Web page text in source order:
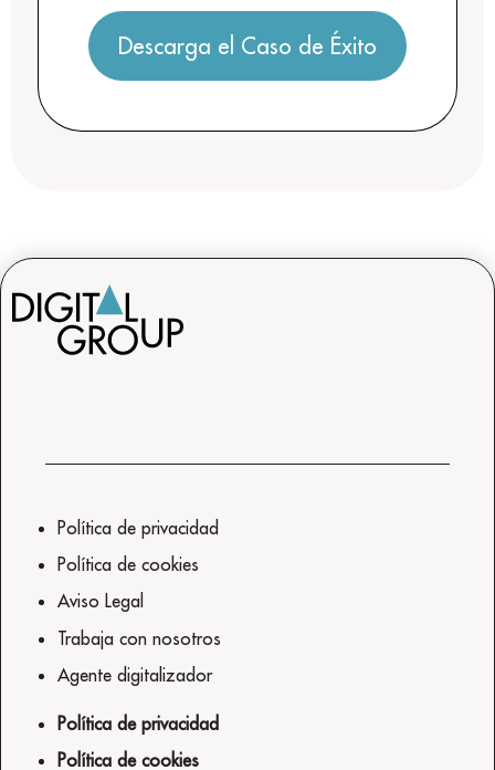
Política de privacidad
Política de cookies
Aviso Legal
Trabaja con nosotros
Agente digitalizador
Política de privacidad
Política de cookies